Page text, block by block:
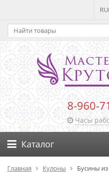
8-960-
Часы
Каталог
Главная Кулоны Бусины